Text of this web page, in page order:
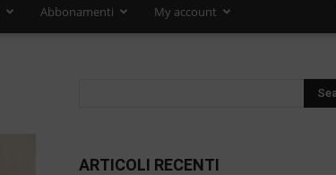
Abbonamenti My account
ARTICOLI RECENTI